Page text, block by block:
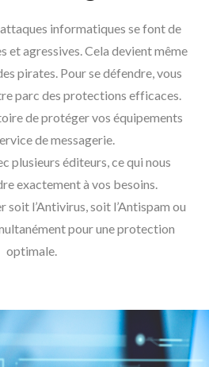
informatiques se font de
et agressives. Cela devient même
pirates. Pour se défendre, vous
parc des protections efficaces.
de protéger vos équipements
de messagerie.
plusieurs éditeurs, ce qui nous
exactement à vos besoins.
soit l’Antivirus, soit l’Antispam ou
pour une protection
optimale.